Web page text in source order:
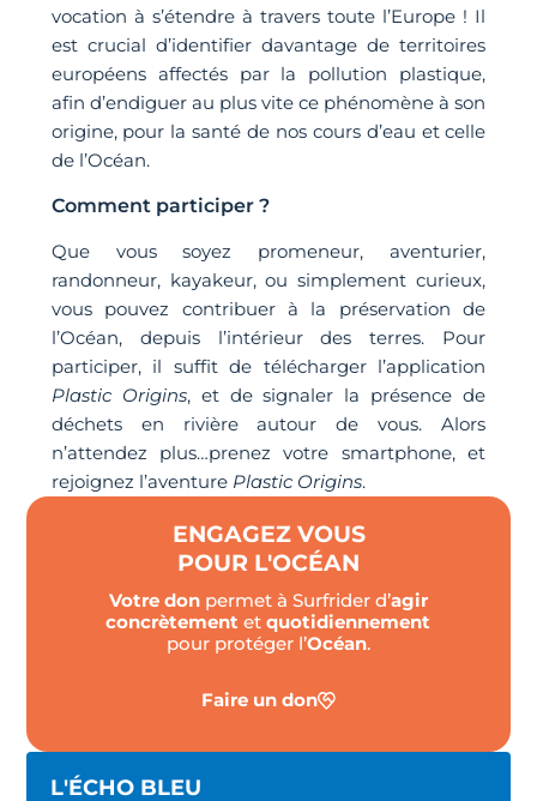
vocation à s’étendre à travers toute l’Europe ! Il
est crucial d’identifier davantage de territoires
européens affectés par la pollution plastique,
afin d’endiguer au plus vite ce phénomène à son
origine, pour la santé de nos cours d’eau et celle
de l’Océan.
Comment participer ?
Que vous soyez promeneur, aventurier,
randonneur, kayakeur, ou simplement curieux,
vous pouvez contribuer à la préservation de
l’Océan, depuis l’intérieur des terres. Pour
participer, il suffit de télécharger l’application
Plastic Origins, et de signaler la présence de
déchets en rivière autour de vous. Alors
n’attendez plus…prenez votre smartphone, et
rejoignez l’aventurePlastic Origins.
ENGAGEZ VOUS
POUR L'OCÉAN
Votre donpermet à Surfrider d’agir
concrètement etquotidiennement
pour protéger l’Océan.
Faire un don
L'ÉCHO BLEU